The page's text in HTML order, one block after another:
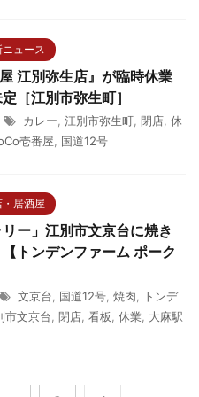
ュース
江別弥生店』が臨時休業
［江別市弥生町］
カレー, 江別市弥生町, 閉店, 休
壱番屋, 国道12号
居酒屋
リー」江別市文京台に焼き
トンデンファーム ポーク
文京台, 国道12号, 焼肉, トンデ
市文京台, 閉店, 看板, 休業, 大麻駅